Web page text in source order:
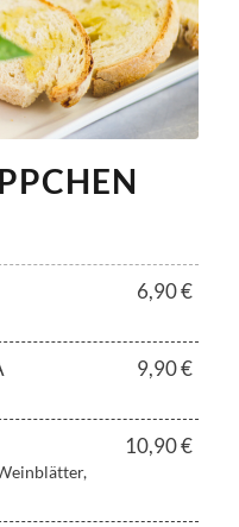
6,90 €
9,90 €
10,90 €